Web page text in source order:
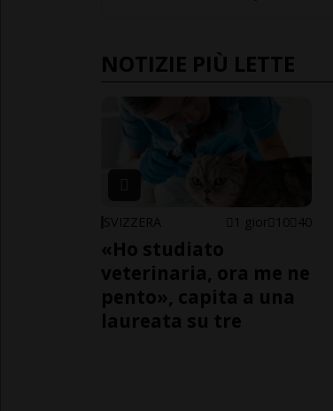
NOTIZIE PIÙ LETTE
SVIZZERA 1 gior 10 40
«Ho studiato
veterinaria, ora me ne
pento», capita a una
laureata su tre